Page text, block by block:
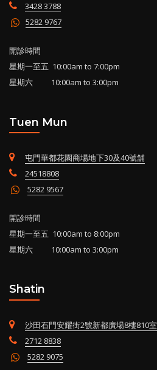
3428 3788
5282 9767
開診時間
星期一至五 10:00am to 7:00pm
星期六 10:00am to 3:00pm
Tuen Mun
屯門華都花園商場地下30及40號舖
24518808
5282 9567
開診時間
星期一至五 10:00am to 8:00pm
星期六 10:00am to 3:00pm
Shatin
沙田石門安耀街2號新都廣場8樓810室
2712 8838
5282 9075